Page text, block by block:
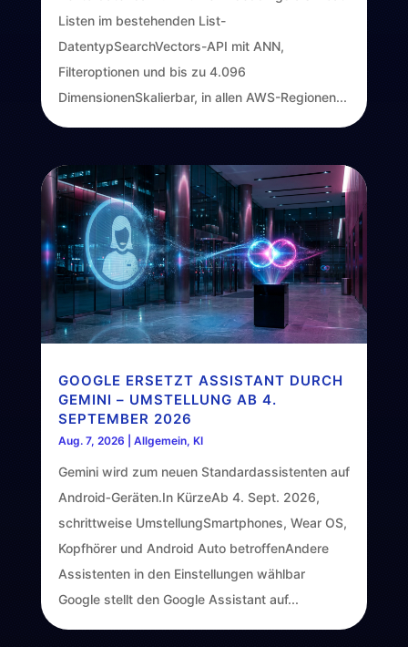
Listen im bestehenden List-
DatentypSearchVectors-API mit ANN,
Filteroptionen und bis zu 4.096
DimensionenSkalierbar, in allen AWS-Regionen...
GOOGLE ERSETZT ASSISTANT DURCH
GEMINI – UMSTELLUNG AB 4.
SEPTEMBER 2026
Aug. 7, 2026 Allgemein, KI
Gemini wird zum neuen Standardassistenten auf
Android‑Geräten.In KürzeAb 4. Sept. 2026,
schrittweise UmstellungSmartphones, Wear OS,
Kopfhörer und Android Auto betroffenAndere
Assistenten in den Einstellungen wählbar
Google stellt den Google Assistant auf...